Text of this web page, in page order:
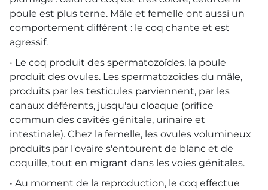
poule est plus terne. Mâle et femelle ont aussi un
comportement différent : le coq chante et est
agressif.
• Le coq produit des spermatozoïdes, la poule
produit des ovules. Les spermatozoïdes du mâle,
produits par les testicules parviennent, par les
canaux déférents, jusqu'au cloaque (orifice
commun des cavités génitale, urinaire et
intestinale). Chez la femelle, les ovules volumineux
produits par l'ovaire s'entourent de blanc et de
coquille, tout en migrant dans les voies génitales.
• Au moment de la reproduction, le coq effectue